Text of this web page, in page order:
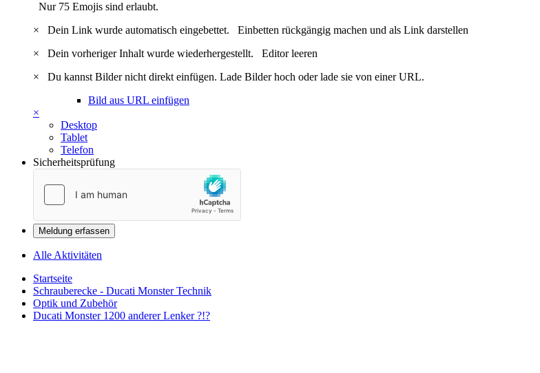
Nur 75 Emojis sind erlaubt.
×
Dein Link wurde automatisch eingebettet. Einbetten rückgängig machen und als Link darstellen
×
Dein vorheriger Inhalt wurde wiederhergestellt. Editor leeren
×
Du kannst Bilder nicht direkt einfügen. Lade Bilder hoch oder lade sie von einer URL.
Bild aus URL einfügen
×
Desktop
Tablet
Telefon
Sicherheitsprüfung
Meldung erfassen
Alle Aktivitäten
Startseite
Schrauberecke - Ducati Monster Technik
Optik und Zubehör
Ducati Monster 1200 anderer Lenker ?!?